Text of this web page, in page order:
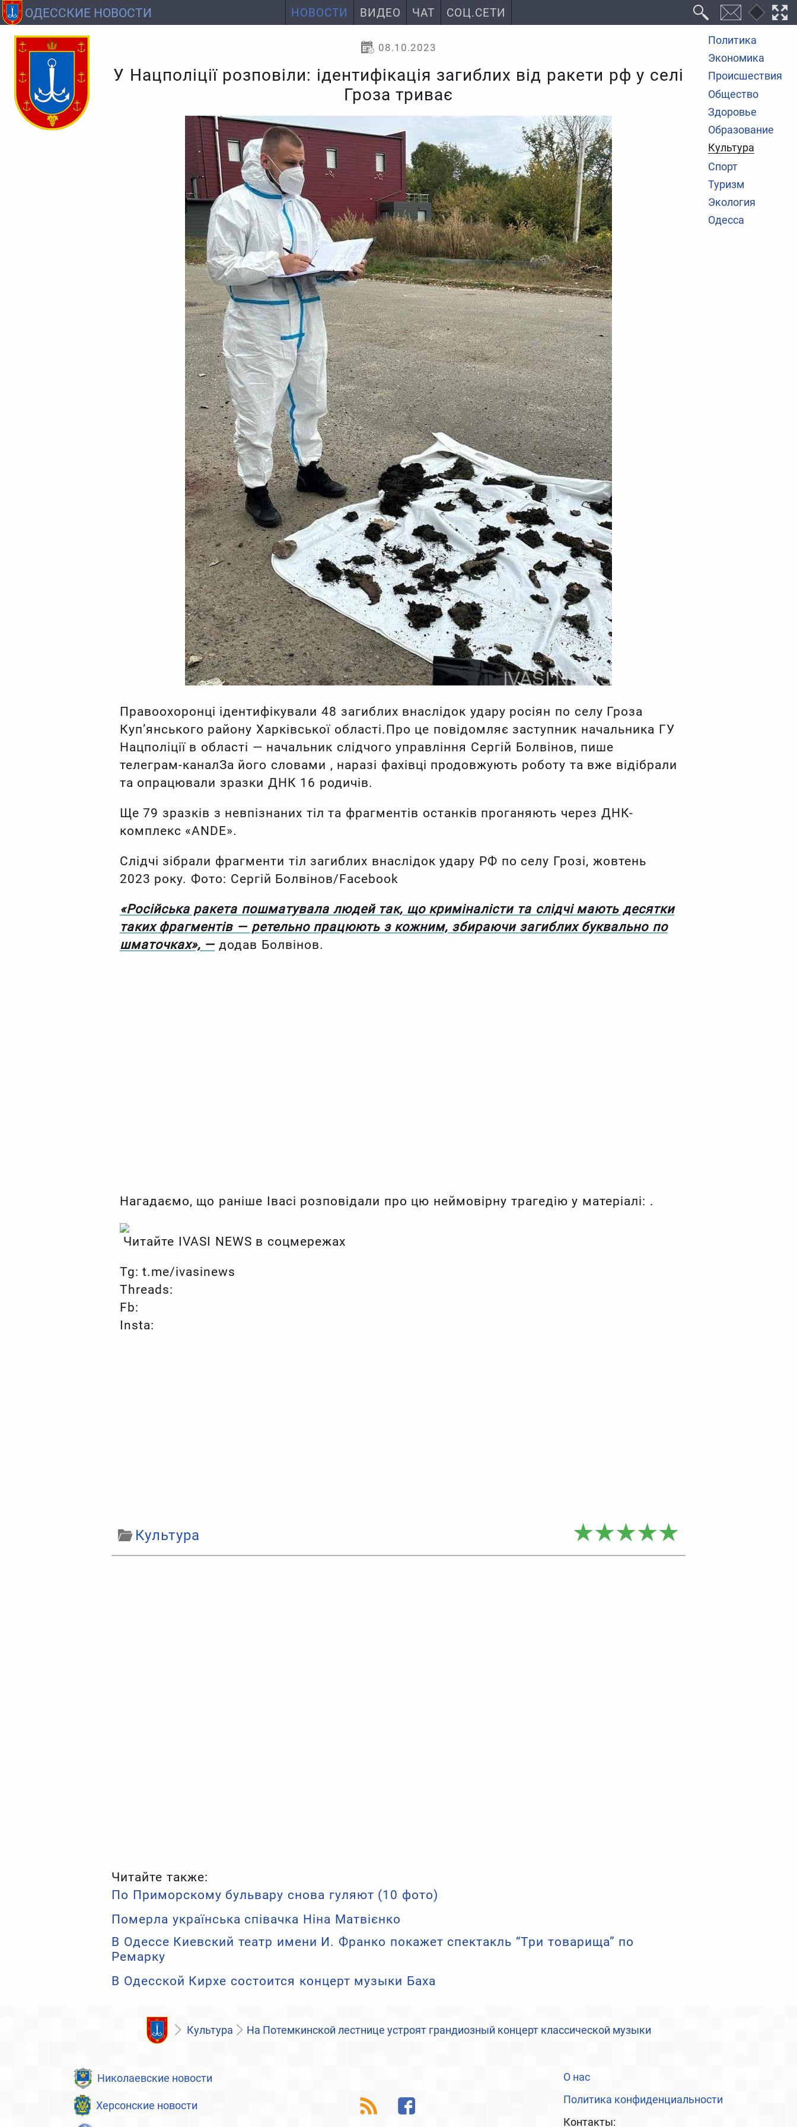
ОДЕССКИЕ НОВОСТИ НОВОСТИ ВИДЕО ЧАТ СОЦ.СЕТИ
Политика
Экономика
Происшествия
Общество
Здоровье
Образование
Культура
Спорт
Туризм
Экология
Одесса
08.10.2023
У Нацполіції розповіли: ідентифікація загиблих від ракети рф у селі
Гроза триває
Правоохоронці ідентифікували 48 загиблих внаслідок удару росіян по селу Гроза
Куп’янського району Харківської області.Про це повідомляє заступник начальника ГУ
Нацполіції в області — начальник слідчого управління Сергій Болвінов, пише
телеграм-каналЗа його словами , наразі фахівці продовжують роботу та вже відібрали
та опрацювали зразки ДНК 16 родичів.
Ще 79 зразків з невпізнаних тіл та фрагментів останків проганяють через ДНК-
комплекс «АNDE».
Слідчі зібрали фрагменти тіл загиблих внаслідок удару РФ по селу Грозі, жовтень
2023 року. Фото: Сергій Болвінов/Facebook
«Російська ракета пошматувала людей так, що криміналісти та слідчі мають десятки
таких фрагментів — ретельно працюють з кожним, збираючи загиблих буквально по
шматочках», —додав Болвінов.
Нагадаємо, що раніше Івасі розповідали про цю неймовірну трагедію у матеріалі: .
Читайте IVASI NEWS в соцмережах
Tg: t.me/ivasinews
Threads:
Fb:
Insta:
Культура
Читайте также:
По Приморскому бульвару снова гуляют (10 фото)
Померла українська співачка Ніна Матвієнко
В Одессе Киевский театр имени И. Франко покажет спектакль “Три товарища” по
Ремарку
В Одесской Кирхе состоится концерт музыки Баха
Культура На Потемкинской лестнице устроят грандиозный концерт классической музыки
Николаевские новости
Херсонские новости
О нас
Политика конфиденциальности
Контакты: